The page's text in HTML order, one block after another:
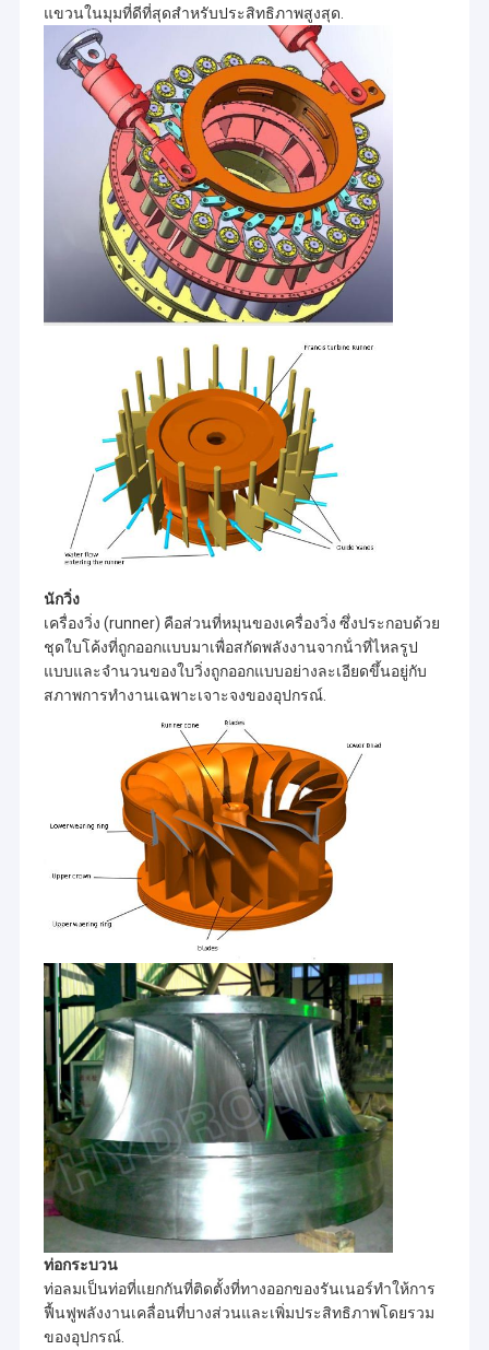
ทัวร์โรงงาน
ควบคุมคุณภาพ
ติดต่อเรา
Pelton Hydro Turbine
กังหันน้ำ Kaplan Hydro
ฟรานซิสไฮโดรเทอร์ไบน์
กังหันลมไฟฟ้าหลอดไฟ
Turgo Hydro Turbine
S กังหันประเภท
นักวิ่งฟรานซิสกังหัน
นักวิ่งกังหัน Pelton
วาล์วปีกผีเสื้อ
Flanged Globe Valve
ระบบกระตุ้นเครื่องกำเนิดไฟฟ้า
ผู้ว่าจ้างกังหันไฮโดร
แขวนในมุมที่ดีที่สุดสําหรับประสิทธิภาพสูงสุด.
นักวิ่ง
เครื่องวิ่ง (runner) คือส่วนที่หมุนของเครื่องวิ่ง ซึ่งประกอบด้วย
ชุดใบโค้งที่ถูกออกแบบมาเพื่อสกัดพลังงานจากน้ําที่ไหลรูป
แบบและจํานวนของใบวิ่งถูกออกแบบอย่างละเอียดขึ้นอยู่กับ
สภาพการทํางานเฉพาะเจาะจงของอุปกรณ์.
ท่อกระบวน
ท่อลมเป็นท่อที่แยกกันที่ติดตั้งที่ทางออกของรันเนอร์ทําให้การ
ฟื้นฟูพลังงานเคลื่อนที่บางส่วนและเพิ่มประสิทธิภาพโดยรวม
ของอุปกรณ์.
Hangzhou HydroTu Engineering Co. Ltd ครอบคลุมบริการจัดหา
อุปกรณ์ครบวงจรโซลูชันทางเศรษฐกิจของโครงการไฟฟ้าพลังน้ำทั่ว
โลกและตั้งเป้าที่จะเป็นหนึ่งในซัพพลายเออร์อุปกรณ์ไฟฟ้าพลังน้ำที่ดี
ที่สุดระดับโลกตลอดจนผู้ให้บริการครบวงจรที่ดีที่สุดในตลาดไฟฟ้า
ดำเนินโครงการโรงไฟฟ้าพลังน้ำของ HYDROTU ไปทั่วโลกแล้ว
กำลังดำเนินโครงการไฟฟ้าพลังน้ำ Hydrotu บางส่วน 1.pdf
กำลังดำเนินโครงการไฟฟ้าพลังน้ำ Hydrotu บางส่วน 2.pdf
ดำเนินโครงการโรงไฟฟ้าพลังน้ำ Hydrotu แล้วบางส่วน 3.pdf
แผนผังอ้างอิงการวาดภาพของโรงไฟฟ้าพลังน้ำทุกชนิด:
กรุณาเยี่ยมชมเว็บไซต์อื่นของเราเพื่อดาวน์โหลด:
http://www.hydropower.com.cn/photosdrawings.asp
รายการอ้างอิงหลักของโครงการไฟฟ้าพลังน้ำทั่วโลกโดย Hydrotu
(แนวตั้งแนวตั้ง H แนวนอนเส้นผ่านศูนย์กลาง D1; Hr- หัวน้ำ; อัตรา
การไหลของ Qr; n-Speed)
ชื่อโครงการ
ประเภท
กังหัน
พารามิเตอร์
โครงการ
Kozak
2x2200KW
V-
Kaplan
D1 =
130cm
ชม. = 23.0
ม., Qr = 11
ลบ.ม. /
วินาที,
n = 500rpm
ไก่งวง
TAyFuN
2x500KW
D1 =
53cm
ลบ.ม. /
วินาที
n =
1000rpm
2007
Gunesli
1200KW +
600KW
H = ฟ
รานซิส
D1 =
60cm
53cm
+
+ 1.1m3 / s
n =
1000rpm
2007
KLEMTU
1x1800KW
H-
Pelton
D1 =
82cm
hr = 310m,
Qr = 0.66m3
/ s
n = 900rpm
ไก่งวง
GEMKOPRU
2x820KW
รานซิส
D1 =
61cm
ชม. = 87.0
ลบ.ม. /
วินาที,
n =
1000rpm
2008
ไก่งวง
UCKAYA
800kW +
320KW
H-
Francis
และ H-
Turgo
hr = 107.6,
Qr = 0.8 +
0.36m3 / s
n =
1000rpm
2008
ไก่งวง
KOYABASI
750KW +
320KW
H-ฟ
รานซิส
D1 =
60 +
50 ซม
hr = 80.0cm,
Qr = 1.13 +
0.487m3 / s
n =
1000rpm
2008.1
ไก่งวง
EGE-1
2X460KW
รานซิส
D1 =
Qr = 2.52m3
/ s
2008.3